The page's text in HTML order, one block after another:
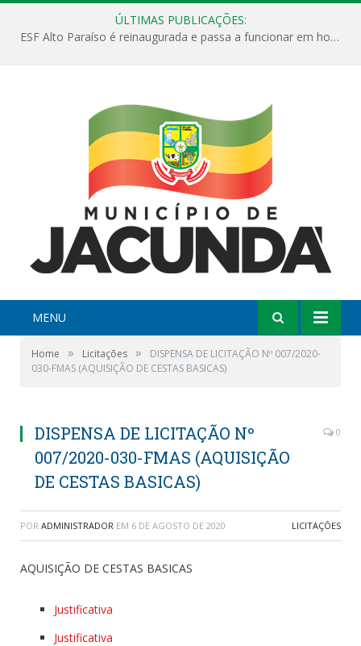
ÚLTIMAS PUBLICAÇÕES:
ESF Alto Paraíso é reinaugurada e passa a funcionar em horário estendido
MENU
Home » Licitações »
DISPENSA DE LICITAÇÃO Nº 007/2020-
030-FMAS (AQUISIÇÃO DE CESTAS BASICAS)
DISPENSA DE LICITAÇÃO Nº
007/2020-030-FMAS (AQUISIÇÃO
DE CESTAS BASICAS)
0
POR ADMINISTRADOR EM 6 DE AGOSTO DE 2020 LICITAÇÕES
AQUISIÇÃO DE CESTAS BASICAS
Justificativa
Justificativa